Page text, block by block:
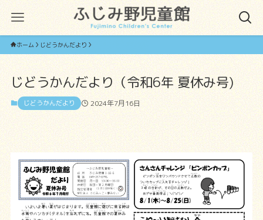
ホーム じどうかんだより
じどうかんだより（令和6年 夏休み号)
じどうかんだより 2024年7月16日